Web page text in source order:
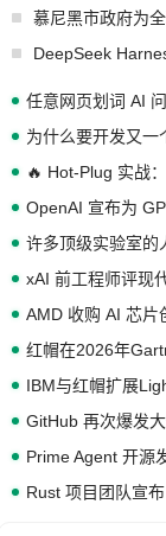
慕尼黑市政府为
任意网页划词 AI
为什么要开发又一
🔥 Hot-Plug 实战
OpenAI 宣布为
许多顶级实验室的
xAI 前工程师评现
红帽在2026年
GitHub 再次爆发